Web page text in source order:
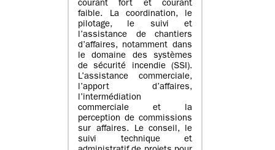
courant fort et courant
faible. La coordination, le
pilotage, le suivi et
l’assistance de chantiers
d’affaires, notamment dans
le domaine des systèmes
de sécurité incendie (SSI).
L’assistance commerciale,
l’apport d’affaires,
l’intermédiation
commerciale et la
perception de commissions
sur affaires. Le conseil, le
suivi technique et